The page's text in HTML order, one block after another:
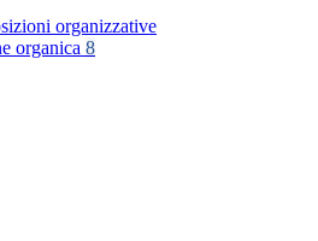
organizzative
organica 8